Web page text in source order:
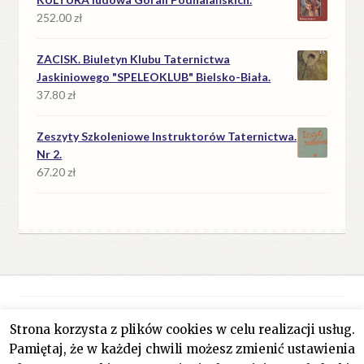
252.00zł
ZACISK. Biuletyn Klubu Taternictwa
Jaskiniowego "SPELEOKLUB" Bielsko-Biała.
37.80zł
Zeszyty Szkoleniowe Instruktorów Taternictwa.
Nr 2.
67.20zł
© Antykwariat Filar 2026
Polityka prywatności
Stworzone z WooCommerce.
Strona korzysta z plików cookies w celu realizacji usług.
Pamiętaj, że w każdej chwili możesz zmienić ustawienia